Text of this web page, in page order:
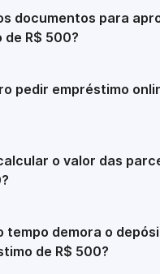
documentos para
R$ 500?
pedir empréstimo
o valor das
tempo demora o
de R$ 500?